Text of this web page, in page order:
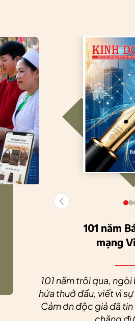
lực cho nông
nghiệp bền vững
101 năm
mạng
101 năm trôi qua,
hứa thuở đầu, viết vì
Cảm ơn độc giả đã
chặng